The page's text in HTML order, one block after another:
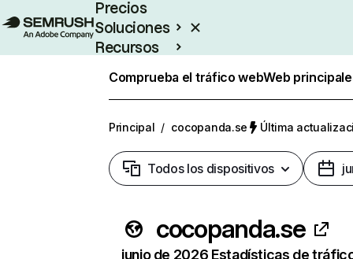
Precios
Soluciones
Recursos
Comprueba el tráfico webWeb
Principal / cocopanda.se Última
Todos los dispositivos
cocopanda.se
junio de 2026 Estadísticas de